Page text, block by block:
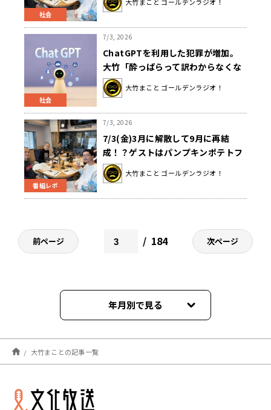
社会
大竹まこと ゴールデンラジオ！
社会
7/3, 2026
ChatGPTを利用した犯罪が増加。
大竹「酔っぱらって訳わからなくな
るとかの番組はChatGPTにはでき
ない」
大竹まこと ゴールデンラジオ！
番組レポ
7/3, 2026
7/3(金)3月に解散して9月に再結
成！？ゲストはパンプキンポテトフ
ライでした！
大竹まこと ゴールデンラジオ！
前ページ 184 次ページ
年月別で見る
2026年08月
2026年07月
2026年06月
大竹まことの記事一覧